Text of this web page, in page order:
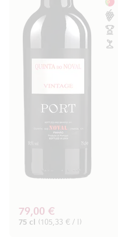
79,00 €
75 cl (105,33 € / l)